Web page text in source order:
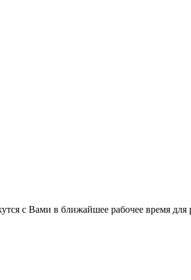
с Вами в ближайшее рабочее время